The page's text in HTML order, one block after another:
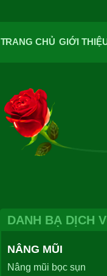
TRANG CHỦ GIỚI
DANH BẠ DỊCH
NÂNG MŨI
Nâng mũi bọc sụn